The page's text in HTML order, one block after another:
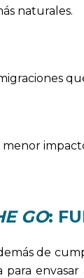
naturales.
GO:
de